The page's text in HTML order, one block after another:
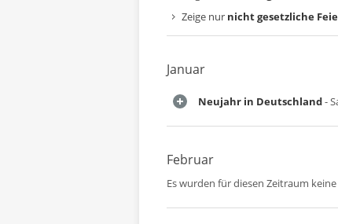
Zeige nur nicht gesetzliche
Januar
Neujahr in Deutschland-
Februar
Es wurden für diesen Zeitraum